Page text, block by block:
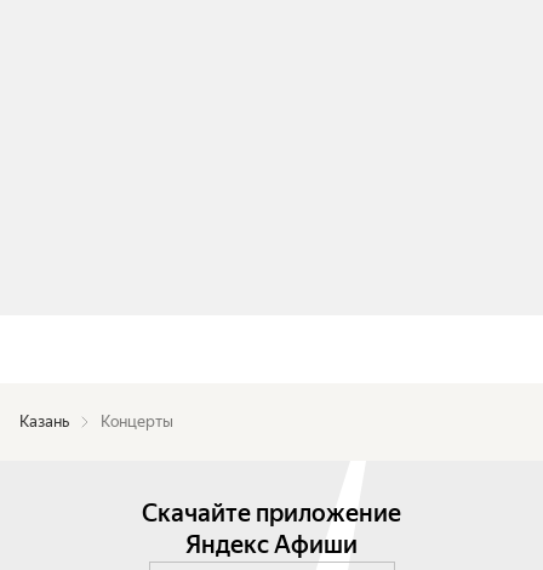
Казань Концерты
Скачайте приложение
Яндекс Афиши